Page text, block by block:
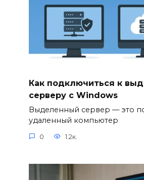
Как подключиться к
серверу с Windows
Выделенный сервер — это
удаленный компьютер
0 1.2к.